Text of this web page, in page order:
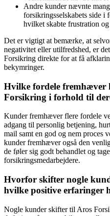
Andre kunder nævnte
forsikringsselskabets side i
hvilket skabte frustration
Det er vigtigt at bemærke, at
negativitet eller utilfredshed, er
Forsikring direkte for at få
bekymringer.
Hvilke fordele fremhæver
Forsikring i forhold til
Kunder fremhæver flere fordele
adgang til personlig betjening,
mail samt en god og nem proces
kunder fremhæver også den
de føler sig godt behandlet og
forsikringsmedarbejdere.
Hvorfor skifter nogle
hvilke positive erfaringer
Nogle kunder skifter til Aros